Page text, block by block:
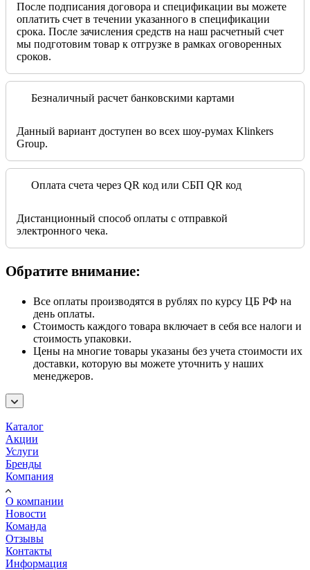
После подписания договора и спецификации вы можете
оплатить счет в течении указанного в спецификации
срока. После зачисления средств на наш расчетный счет
мы подготовим товар к отгрузке в рамках оговоренных
сроков.
Безналичный расчет банковскими картами
Данный вариант доступен во всех шоу-румах Klinkers
Group.
Оплата счета через QR код или СБП QR код
Дистанционный способ оплаты с отправкой
электронного чека.
Обратите внимание:
Все оплаты производятся в рублях по курсу ЦБ РФ на
день оплаты.
Стоимость каждого товара включает в себя все налоги и
стоимость упаковки.
Цены на многие товары указаны без учета стоимости их
доставки, которую вы можете уточнить у наших
менеджеров.
Каталог
Акции
Услуги
Бренды
Компания
О компании
Новости
Команда
Отзывы
Контакты
Информация